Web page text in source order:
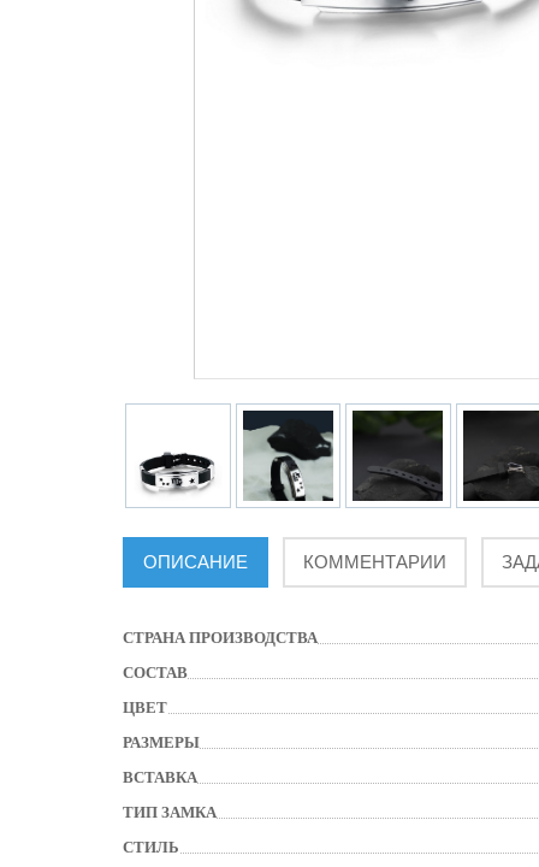
ОПИСАНИЕ КОММЕНТАРИИ
СТРАНА ПРОИЗВОДСТВА
СОСТАВ
ЦВЕТ
РАЗМЕРЫ
ВСТАВКА
ТИП ЗАМКА
СТИЛЬ